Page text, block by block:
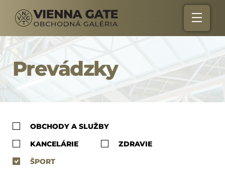
Prevádzky
OBCHODY A SLUŽBY
KANCELÁRIE
ZDRAVIE
ŠPORT